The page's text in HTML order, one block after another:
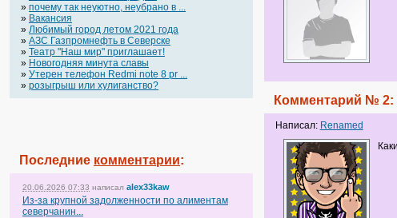
» почему так неуютно, неубрано в ...
» Вакансия
» Любимый город летом 2021 года
» АЗС Газпромнефть в Северске
» Театр "Наш мир" приглашает!
» Новогодняя минута славы
» Утерен телефон Redmi note 8 pr ...
» розыгрыш или хулиганство?
Последние комментарии:
20.06.2026 07:33 написал alex33kaw
Из-за крупной задолженности по алиментам
северчанин...
Комментарий № 2:
Написал: Renamed